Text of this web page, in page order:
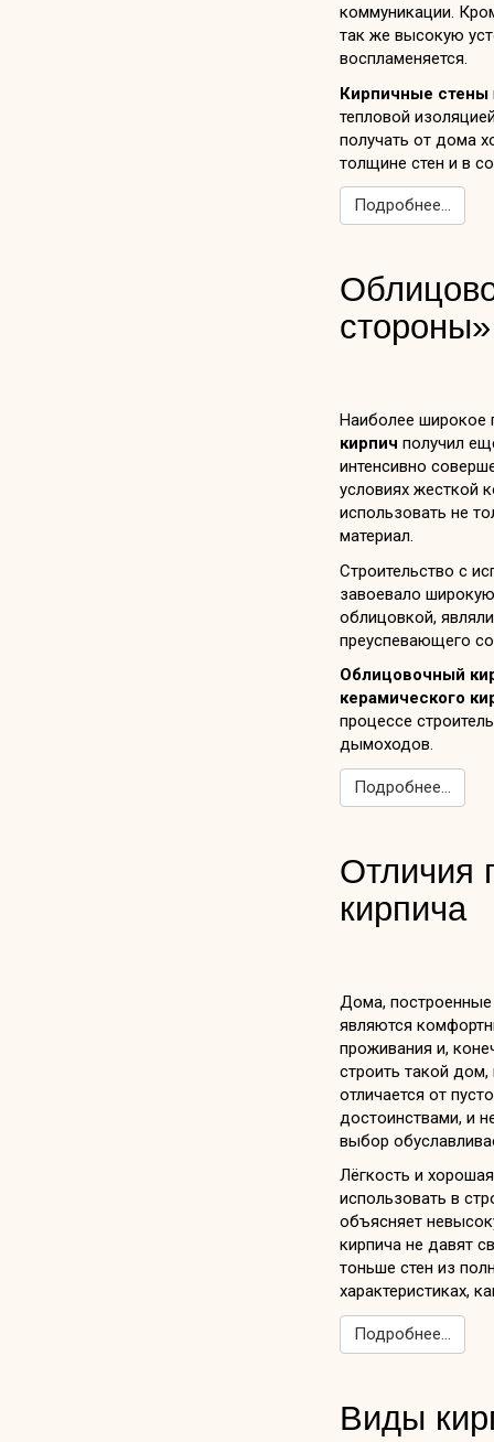
коммуникации.
так же высокую
воспламеняется.
Кирпичные стены
тепловой
получать от дома
толщине стен и в
Подробнее...
стороны»
Наиболее широкое
кирпич получил
интенсивно
условиях жесткой
использовать не
материал.
Строительство с
завоевало
облицовкой,
преуспевающего
Облицовочный
керамического
процессе
дымоходов.
Подробнее...
Отличия
кирпича
Дома,
являются
проживания и,
строить такой
отличается от
достоинствами, и
выбор
Лёгкость и
использовать в
объясняет
кирпича не давят
тоньше стен из
характеристиках,
Подробнее...
Виды